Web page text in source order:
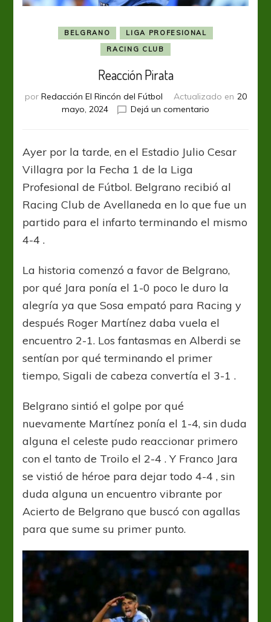
BELGRANO
LIGA PROFESIONAL
RACING CLUB
Reacción Pirata
por Redacción El Rincón del Fútbol Actualizado en 20
mayo, 2024
Dejá un comentario
Ayer por la tarde, en el Estadio Julio Cesar
Villagra por la Fecha 1 de la Liga
Profesional de Fútbol. Belgrano recibió al
Racing Club de Avellaneda en lo que fue un
partido para el infarto terminando el mismo
4-4 .
La historia comenzó a favor de Belgrano,
por qué Jara ponía el 1-0 poco le duro la
alegría ya que Sosa empató para Racing y
después Roger Martínez daba vuela el
encuentro 2-1. Los fantasmas en Alberdi se
sentían por qué terminando el primer
tiempo, Sigali de cabeza convertía el 3-1 .
Belgrano sintió el golpe por qué
nuevamente Martínez ponía el 1-4, sin duda
alguna el celeste pudo reaccionar primero
con el tanto de Troilo el 2-4 . Y Franco Jara
se vistió de héroe para dejar todo 4-4 , sin
duda alguna un encuentro vibrante por
Acierto de Belgrano que buscó con agallas
para que sume su primer punto.